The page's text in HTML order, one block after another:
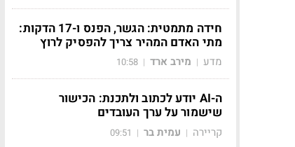
חידה מתמטית: הגשר, הפנס ו-17 הדקות:
מתי האדם המהיר צריך להפסיק לרוץ
מדע | מירב ארד |
10:58
ה-AI יודע לכתוב ולתכנת: הכישור
שישמור על ערך העובדים
קריירה | עמית בר |
09:51